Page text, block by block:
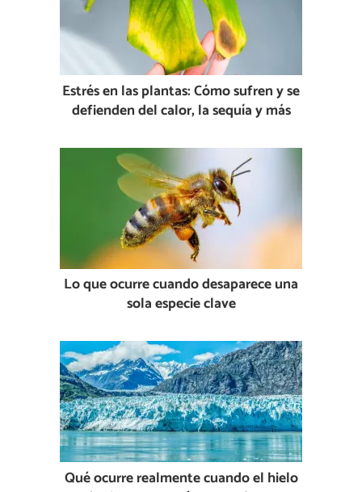
Estrés en las plantas: Cómo sufren y se
defienden del calor, la sequía y más
Lo que ocurre cuando desaparece una
sola especie clave
Qué ocurre realmente cuando el hielo